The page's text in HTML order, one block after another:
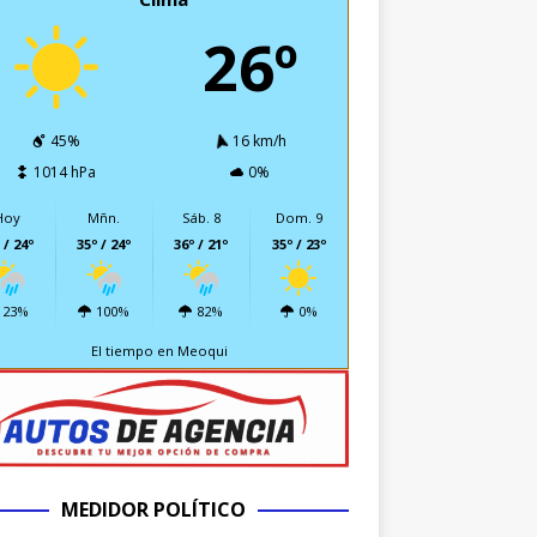
26º
45%
16 km/h
1014 hPa
0%
/ 24º
23%
Mñn.
35º / 24º
100%
Sáb. 8
36º / 21º
82%
Dom. 9
35º / 23º
0%
El tiempo en Meoqui
MEDIDOR POLÍTICO